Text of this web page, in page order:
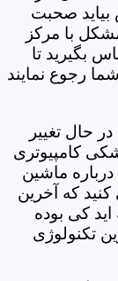
صحبت
با مرکز
بگیرید تا
رجوع نمایند
حال تغییر
کامپیوتری
درباره ماشین
که آخرین
کی بوده
تکنولوژی